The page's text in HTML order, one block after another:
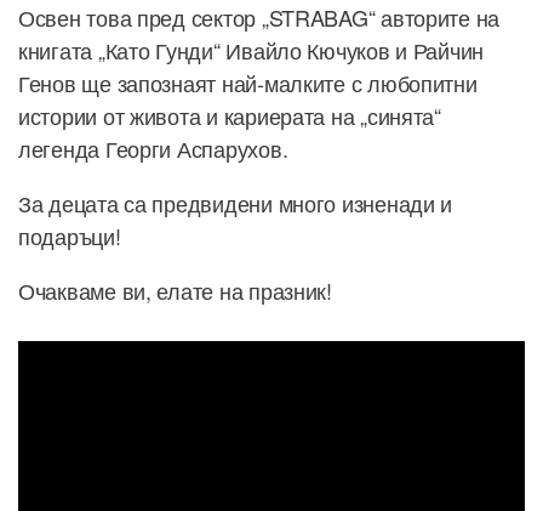
Освен това пред сектор „STRABAG“ авторите на
книгата „Като Гунди“ Ивайло Кючуков и Райчин
Генов ще запознаят най-малките с любопитни
истории от живота и кариерата на „синята“
легенда Георги Аспарухов.
За децата са предвидени много изненади и
подаръци!
Очакваме ви, елате на празник!